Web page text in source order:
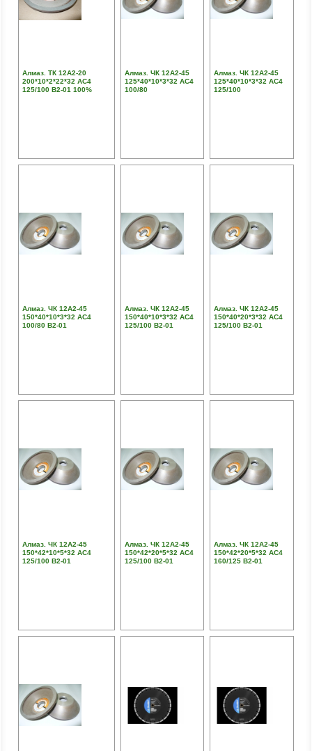
Алмаз. ТК 12А2-20
200*10*2*22*32 АС4
125/100 В2-01 100%
Алмаз. ЧК 12А2-45
125*40*10*3*32 АС4
100/80
Алмаз. ЧК 12А2-45
125*40*10*3*32 АС4
125/100
Алмаз. ЧК 12А2-45
150*40*10*3*32 АС4
100/80 В2-01
Алмаз. ЧК 12А2-45
150*40*10*3*32 АС4
125/100 В2-01
Алмаз. ЧК 12А2-45
150*40*20*3*32 АС4
125/100 В2-01
Алмаз. ЧК 12А2-45
150*42*10*5*32 АС4
125/100 В2-01
Алмаз. ЧК 12А2-45
150*42*20*5*32 АС4
125/100 В2-01
Алмаз. ЧК 12А2-45
150*42*20*5*32 АС4
160/125 В2-01